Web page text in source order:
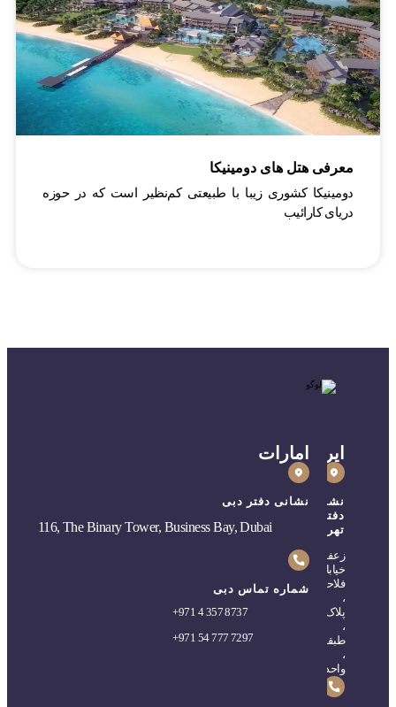
معرفی هتل‌ های دومینیکا
دومینیکا کشوری زیبا با طبیعتی کم‌نظیر است که در حوزه
دریای کارائیب
ایران
نشانی
دفتر
تهران
زعفرانیه،
خیابان
فلاحی
،
،
،
واحد۴
امارات
نشانی دفتر دبی
116, The Binary Tower, Business Bay, Dubai
شماره تماس دبی
+971 4 357 8737
+971 54 777 7297